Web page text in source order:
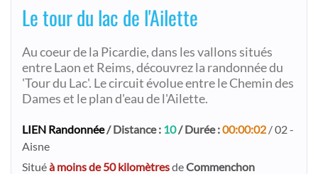
Le tour du lac de l'Ailette
Au coeur de la Picardie, dans les vallons situés
entre Laon et Reims, découvrez la randonnée du
'Tour du Lac'. Le circuit évolue entre le Chemin des
Dames et le plan d'eau de l'Ailette.
LIEN Randonnée/ Distance : 10/ Durée :00:00:02 / 02 -
Aisne
Situéà moins de 50 kilomètresdeCommenchon